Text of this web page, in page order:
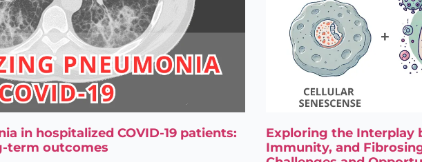
in hospitalized COVID-19 patients:
term outcomes
Exploring the Interplay
Immunity, and